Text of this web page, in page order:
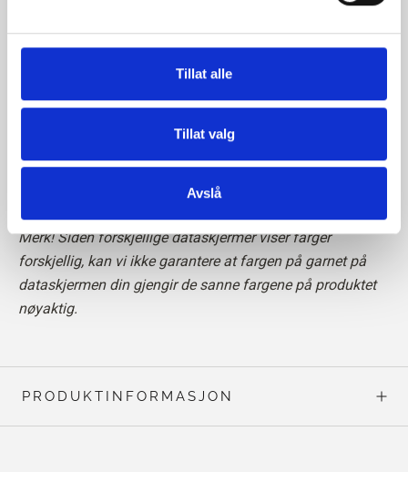
Tillat alle
Tillat valg
Avslå
f.eks. merinofibrene, noe som betyr at den ferdige
strikken krever spesiell forsiktighet i forhold til pilling. Vi
anbefaler at du bruker en kashmirkam eller klipper de løse
her
Merk! Siden forskjellige dataskjermer viser farger
forskjellig, kan vi ikke garantere at fargen på garnet på
dataskjermen din gjengir de sanne fargene på produktet
nøyaktig.
PRODUKTINFORMASJON